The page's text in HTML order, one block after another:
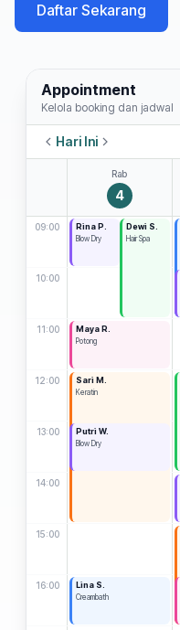
Daftar Sekarang
Appointment
Kelola booking dan jadwal
Hari Ini
Rab
4
09:00 Rina P.
Blow Dry
Dewi S.
Hair Spa
10:00
11:00 Maya R.
Potong
12:00 Sari M.
Keratin
13:00 Putri W.
Blow Dry
14:00
15:00
16:00 Lina S.
Creambath